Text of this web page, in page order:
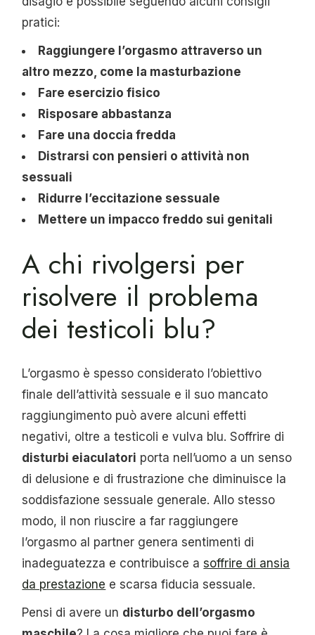
pratici:
Raggiungere l’orgasmo attraverso un
altro mezzo, come la masturbazione
Fare esercizio fisico
Risposare abbastanza
Fare una doccia fredda
Distrarsi con pensieri o attività non
sessuali
Ridurre l’eccitazione sessuale
Mettere un impacco freddo sui genitali
A chi rivolgersi per
risolvere il problema
dei testicoli blu?
L’orgasmo è spesso considerato l’obiettivo
finale dell’attività sessuale e il suo mancato
raggiungimento può avere alcuni effetti
negativi, oltre a testicoli e vulva blu. Soffrire di
disturbi eiaculatori porta nell’uomo a un senso
di delusione e di frustrazione che diminuisce la
soddisfazione sessuale generale. Allo stesso
modo, il non riuscire a far raggiungere
l’orgasmo al partner genera sentimenti di
inadeguatezza e contribuisce asoffrire di ansia
da prestazione e scarsa fiducia sessuale.
Pensi di avere un disturbo dell’orgasmo